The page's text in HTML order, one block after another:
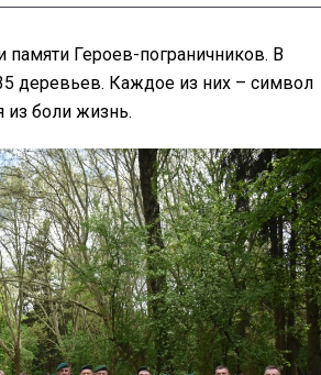
Героев-пограничников. В
деревьев. Каждое из них – символ
из боли жизнь.